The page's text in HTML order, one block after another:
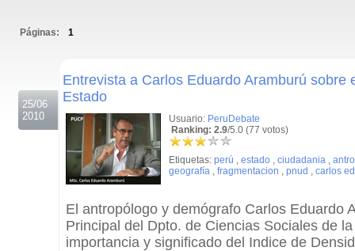
Páginas: 1
25/06
2010
Entrevista a Carlos Eduardo Aramburú sobre
Estado
Usuario: PeruDebate
Ranking: 2.9/5.0 (77 votos)
Etiquetas: perú , estado , ciudadania ,
geografía , fragmentacion , pnud , carlos
El antropólogo y demógrafo Carlos Eduardo
Principal del Dpto. de Ciencias Sociales de
importancia y significado del Indice de